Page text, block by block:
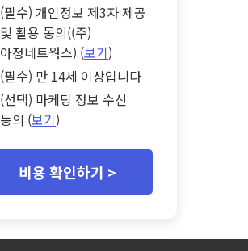
(필수) 개인정보 제3자 제공
및 활용 동의((주)
아정네트웍스) (보기)
(필수) 만 14세 이상입니다
(선택) 마케팅 정보 수신
동의 (보기)
비용 확인하기 >